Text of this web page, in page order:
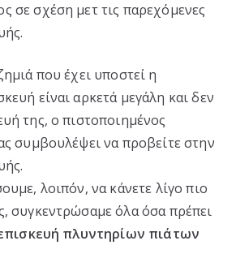
σε σχέση μετ τις παρεχόμενες
που έχει υποστεί η
είναι αρκετά μεγάλη και δεν
της, ο πιστοποιημένος
συμβουλέψει να προβείτε στην
λοιπόν, να κάνετε λίγο πιο
συγκεντρώσαμε όλα όσα πρέπει
πλυντηρίων πιάτων